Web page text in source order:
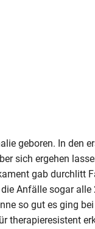
geboren. In den
sich ergehen
gab durchlitt
Anfälle sogar
so gut es ging
therapieresistent